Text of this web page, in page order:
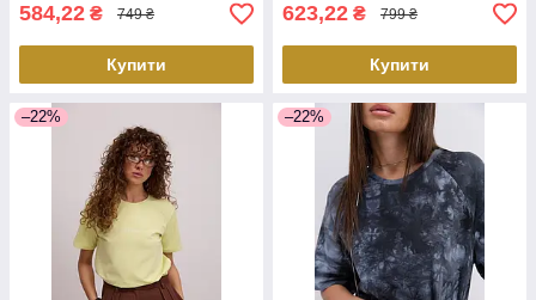
584,22 ₴ 749 ₴
Купити
623,22 ₴ 799 ₴
Купити
–22% –22%